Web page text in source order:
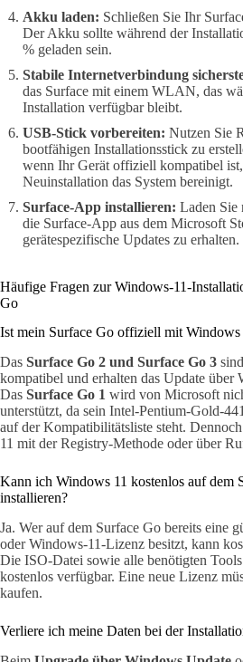
Akku laden: Schließen Sie Ihr
Der Akku sollte während der
% geladen sein.
Stabile Internetverbindung
das Surface mit einem WLAN, das
Installation verfügbar bleibt.
USB-Stick vorbereiten: Nutzen Sie
bootfähigen Installationsstick zu
wenn Ihr Gerät offiziell kompatibel
Neuinstallation das System bereinigt.
Surface-App installieren: Laden Sie
die Surface-App aus dem Microsoft
gerätespezifische Updates zu erhalten.
Häufige Fragen zur Windows-11-
Go
Ist mein Surface Go offiziell mit Windows
Das Surface Go 2 und Surface Go 3
kompatibel und erhalten das Update über
Das Surface Go 1 wird von Microsoft
unterstützt, da sein Intel-Pentium-Gold-
auf der Kompatibilitätsliste steht.
11 mit der Registry-Methode oder über
Kann ich Windows 11 kostenlos auf dem
installieren?
Ja. Wer auf dem Surface Go bereits eine
oder Windows-11-Lizenz besitzt, kann
Die ISO-Datei sowie alle benötigten
kostenlos verfügbar. Eine neue Lizenz
kaufen.
Verliere ich meine Daten bei der